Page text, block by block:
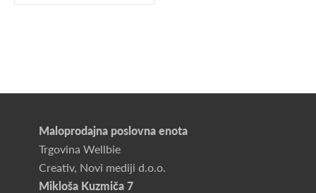
Maloprodajna poslovna enota
Trgovina Wellbie
Creativ, Novi mediji d.o.o.
Mikloša Kuzmiča 7